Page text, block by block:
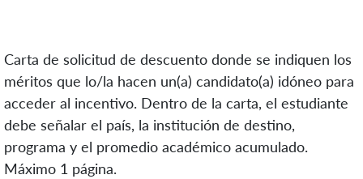
Carta de solicitud de descuento donde se indiquen los
méritos que lo/la hacen un(a) candidato(a) idóneo para
acceder al incentivo. Dentro de la carta, el estudiante
debe señalar el país, la institución de destino,
programa y el promedio académico acumulado.
Máximo 1 página.